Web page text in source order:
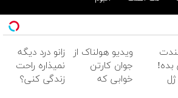
بده!
ویدیو هولناک از
جوان کارتن
خوابی که
زانو درد دیگه
نمیذاره راحت
زندگی کنی؟